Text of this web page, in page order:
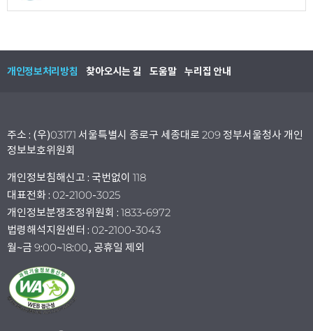
개인정보처리방침 찾아오시는 길 도움말 누리집 안내
주소 : (우)03171 서울특별시 종로구 세종대로 209 정부서울청사 개인
정보보호위원회
개인정보침해신고 : 국번없이 118
대표전화 : 02-2100-3025
개인정보분쟁조정위원회 : 1833-6972
법령해석지원센터 : 02-2100-3043
월~금 9:00~18:00, 공휴일 제외